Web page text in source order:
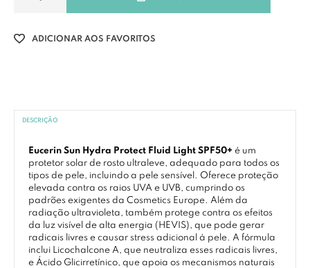
ADICIONAR AOS FAVORITOS
DESCRIÇÃO
Eucerin Sun Hydra Protect Fluid Light SPF50+ é um
protetor solar de rosto ultraleve, adequado para todos os
tipos de pele, incluindo a pele sensível. Oferece proteção
elevada contra os raios UVA e UVB, cumprindo os
padrões exigentes da Cosmetics Europe. Além da
radiação ultravioleta, também protege contra os efeitos
da luz visível de alta energia (HEVIS), que pode gerar
radicais livres e causar stress adicional à pele. A fórmula
inclui Licochalcone A, que neutraliza esses radicais livres,
e Ácido Glicirretínico, que apoia os mecanismos naturais